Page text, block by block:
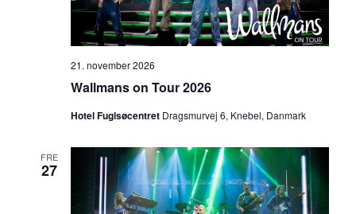
21. november 2026
Wallmans on Tour 2026
Hotel Fuglsøcentret Dragsmurvej 6, Knebel, Danmark
FRE
27